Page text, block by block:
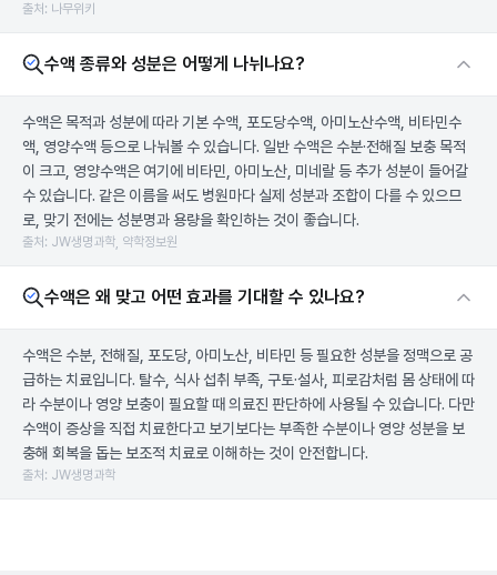
출처: 나무위키
수액 종류와 성분은 어떻게 나뉘나요?
수액은 목적과 성분에 따라 기본 수액, 포도당수액, 아미노산수액, 비타민수
액, 영양수액 등으로 나눠볼 수 있습니다. 일반 수액은 수분·전해질 보충 목적
이 크고, 영양수액은 여기에 비타민, 아미노산, 미네랄 등 추가 성분이 들어갈
수 있습니다. 같은 이름을 써도 병원마다 실제 성분과 조합이 다를 수 있으므
로, 맞기 전에는 성분명과 용량을 확인하는 것이 좋습니다.
출처: JW생명과학, 약학정보원
수액은 왜 맞고 어떤 효과를 기대할 수 있나요?
수액은 수분, 전해질, 포도당, 아미노산, 비타민 등 필요한 성분을 정맥으로 공
급하는 치료입니다. 탈수, 식사 섭취 부족, 구토·설사, 피로감처럼 몸 상태에 따
라 수분이나 영양 보충이 필요할 때 의료진 판단하에 사용될 수 있습니다. 다만
수액이 증상을 직접 치료한다고 보기보다는 부족한 수분이나 영양 성분을 보
충해 회복을 돕는 보조적 치료로 이해하는 것이 안전합니다.
출처: JW생명과학